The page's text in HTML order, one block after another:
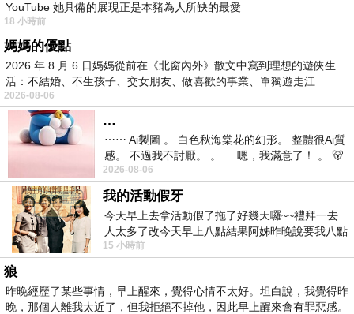
YouTube 她具備的展現正是本豬為人所缺的最愛
18 小時前
媽媽的優點
2026 年 8 月 6 日媽媽從前在《北窗內外》散文中寫到理想的遊俠生
活：不結婚、不生孩子、交女朋友、做喜歡的事業、單獨遊走江
湖⋯⋯，
2026-08-06
…
⋯⋯ Ai製圖 。 白色秋海棠花的幻形。 整體很Ai質
感。 不過我不討厭。 。 ... 嗯，我滿意了！ 。 🐻
昨中
2026-08-06
我的活動假牙
今天早上去拿活動假了拖了好幾天囉~~禮拜一去
人太多了改今天早上八點結果阿姊昨晚說要我八點
去西螺農會~回到莿桐都8點半多了
15 小時前
狼
昨晚經歷了某些事情，早上醒來，覺得心情不太好。坦白說，我覺得昨
晚，那個人離我太近了，但我拒絕不掉他，因此早上醒來會有罪惡感。